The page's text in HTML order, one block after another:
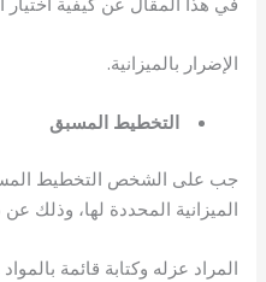
الإضرار بالميزانية.
التخطيط المسبق
جب على الشخص التخطيط
الميزانية المحددة لها،
المراد عزله وكتابة قائمة